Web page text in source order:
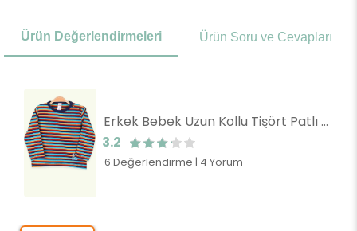
Ürün Değerlendirmeleri Ürün Soru ve Cevapları
Erkek Bebek Uzun Kollu Tişört Patlı Çizgili Karışık Renk (9 Ay)
3.2
6 Değerlendirme | 4 Yorum